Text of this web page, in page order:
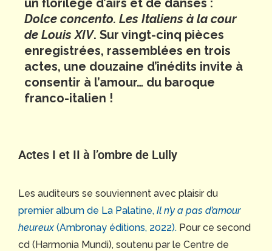
un florilège d’airs et de danses :
Dolce concento. Les Italiens à la cour
de Louis XIV. Sur vingt-cinq pièces
enregistrées, rassemblées en trois
actes, une douzaine d’inédits invite à
consentir à l’amour… du baroque
franco-italien !
Actes I et II à l’ombre de Lully
Les auditeurs se souviennent avec plaisir du
premier album de La Palatine, Il n’y a pas d’amour
heureux(Ambronay éditions, 2022). Pour ce second
cd (Harmonia Mundi), soutenu par le Centre de